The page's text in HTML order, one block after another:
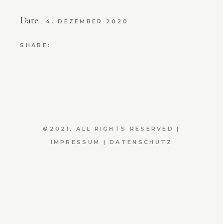
Date: 4. DEZEMBER 2020
SHARE:
©2021, ALL RIGHTS RESERVED |
IMPRESSUM
|DATENSCHUTZ